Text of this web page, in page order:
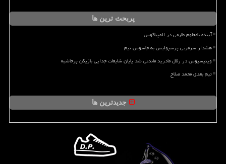
پربحث ترین ها
آینده نامعلوم طارمی در المپیاکوس
هشدار سرمربی پرسپولیس به جاسوس تیم
وینیسیوس در رئال مادرید ماندنی شد پایان شایعات جدایی بازیکن پرحاشیه
تیم بعدی محمد صلاح
جدیدترین ها